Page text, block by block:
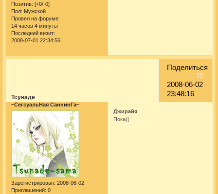
Позитив: [+0/-0]
Пол: Мужской
Провел на форуме:
14 часов 4 минуты
Последний визит:
2008-07-01 22:34:56
Поделиться
15
2008-06-02
23:48:16
Тсунаде
~СегсуальНая СаннинГа~
Зарегистрирован: 2008-06-02
Приглашений: 0
Джирайя
Пока((